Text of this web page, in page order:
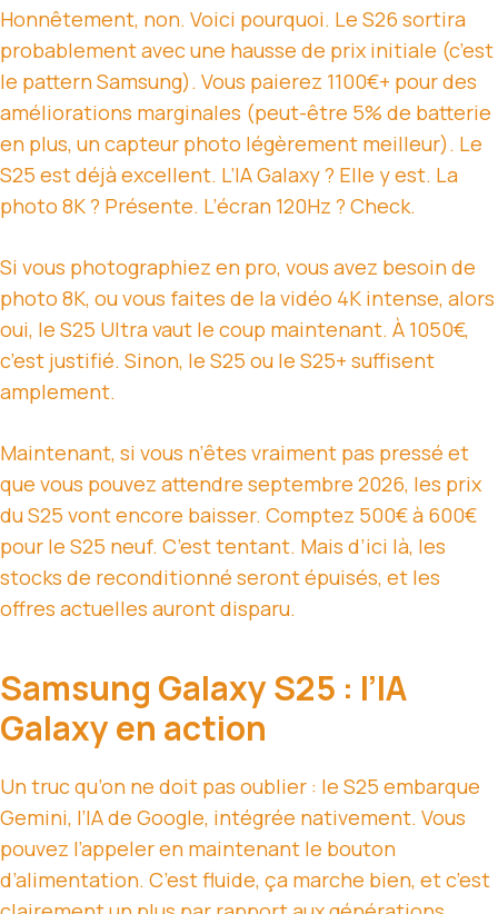
Honnêtement, non. Voici pourquoi. Le S26 sortira
probablement avec une hausse de prix initiale (c’est
le pattern Samsung). Vous paierez 1100€+ pour des
améliorations marginales (peut-être 5% de batterie
en plus, un capteur photo légèrement meilleur). Le
S25 est déjà excellent. L’IA Galaxy ? Elle y est. La
photo 8K ? Présente. L’écran 120Hz ? Check.
Si vous photographiez en pro, vous avez besoin de
photo 8K, ou vous faites de la vidéo 4K intense, alors
oui, le S25 Ultra vaut le coup maintenant. À 1050€,
c’est justifié. Sinon, le S25 ou le S25+ suffisent
amplement.
Maintenant, si vous n’êtes vraiment pas pressé et
que vous pouvez attendre septembre 2026, les prix
du S25 vont encore baisser. Comptez 500€ à 600€
pour le S25 neuf. C’est tentant. Mais d’ici là, les
stocks de reconditionné seront épuisés, et les
offres actuelles auront disparu.
Samsung Galaxy S25 : l’IA
Galaxy en action
Un truc qu’on ne doit pas oublier : le S25 embarque
Gemini, l’IA de Google, intégrée nativement. Vous
pouvez l’appeler en maintenant le bouton
d’alimentation. C’est fluide, ça marche bien, et c’est